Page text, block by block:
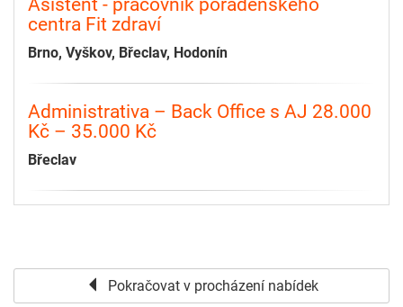
Asistent - pracovník poradenského
centra Fit zdraví
Brno, Vyškov, Břeclav, Hodonín
Administrativa – Back Office s AJ 28.000
Kč – 35.000 Kč
Břeclav
Pokračovat v procházení nabídek